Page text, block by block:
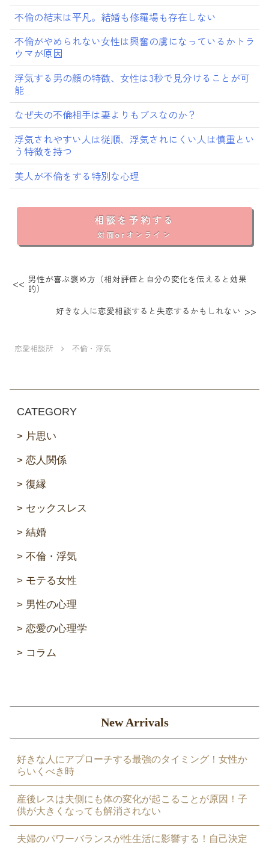
不倫の結末は平凡。結婚も修羅場も存在しない
不倫がやめられない女性は興奮の虜になっているかトラ
ウマが原因
浮気する男の顔の特徴、女性は3秒で見分けることが可
能
なぜ夫の不倫相手は妻よりもブスなのか？
浮気されやすい人は従順、浮気されにくい人は慎重とい
う特徴を持つ
美人が不倫をする特別な心理
相談を予約する
対面orオンライン
男性が喜ぶ褒め方（相対評価と自分の変化を伝えると効果
的）
好きな人に恋愛相談すると失恋するかもしれない
恋愛相談所 不倫・浮気
CATEGORY
片思い
恋人関係
復縁
セックスレス
結婚
不倫・浮気
モテる女性
男性の心理
恋愛の心理学
コラム
New Arrivals
好きな人にアプローチする最強のタイミング！女性か
らいくべき時
産後レスは夫側にも体の変化が起こることが原因！子
供が大きくなっても解消されない
夫婦のパワーバランスが性生活に影響する！自己決定